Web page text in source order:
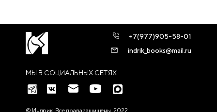
МЫ В СОЦИАЛЬНЫХ СЕТЯХ
+7(977)905-58-01
indrik_books@mail.ru
© Индрик. Все права защищены, 2022